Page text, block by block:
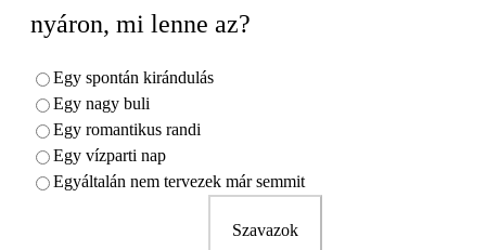
nyáron, mi lenne az?
Egy spontán kirándulás
Egy nagy buli
Egy romantikus randi
Egy vízparti nap
Egyáltalán nem tervezek már semmit
Szavazok